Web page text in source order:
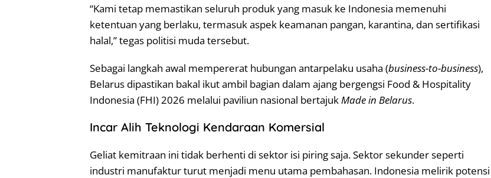
“Kami tetap memastikan seluruh produk yang masuk ke Indonesia memenuhi
ketentuan yang berlaku, termasuk aspek keamanan pangan, karantina, dan sertifikasi
halal,” tegas politisi muda tersebut.
Sebagai langkah awal mempererat hubungan antarpelaku usaha (business-to-business),
Belarus dipastikan bakal ikut ambil bagian dalam ajang bergengsi Food & Hospitality
Indonesia (FHI) 2026 melalui paviliun nasional bertajuk Made in Belarus.
Incar Alih Teknologi Kendaraan Komersial
Geliat kemitraan ini tidak berhenti di sektor isi piring saja. Sektor sekunder seperti
industri manufaktur turut menjadi menu utama pembahasan. Indonesia melirik potensi